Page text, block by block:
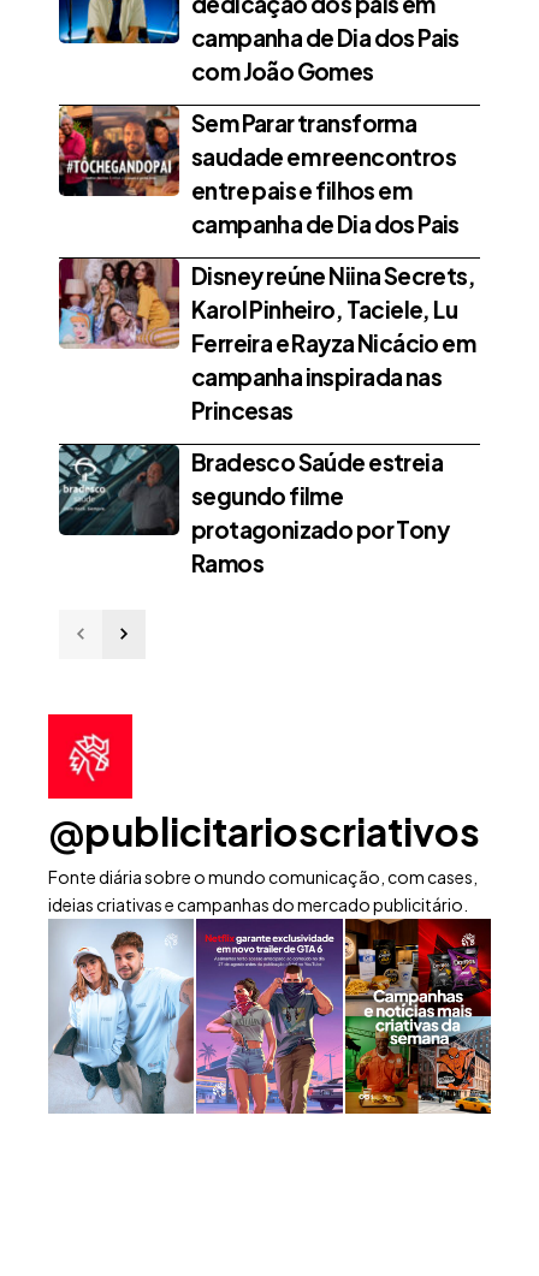
campanha de Dia dos Pais
com João Gomes
Sem Parar transforma
saudade em reencontros
entre pais e filhos em
campanha de Dia dos Pais
Disney reúne Niina Secrets,
Karol Pinheiro, Taciele, Lu
Ferreira e Rayza Nicácio em
campanha inspirada nas
Princesas
Bradesco Saúde estreia
segundo filme
protagonizado por Tony
Ramos
@publicitarioscriativos
Fonte diária sobre o mundo comunicação, com cases,
ideias criativas e campanhas do mercado publicitário.